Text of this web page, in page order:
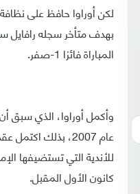
لكن أوراوا حافظ على
المباراة فائزا 1-صفر.
وأكمل أوراوا، الذي سبق
كانون الأول المقبل.